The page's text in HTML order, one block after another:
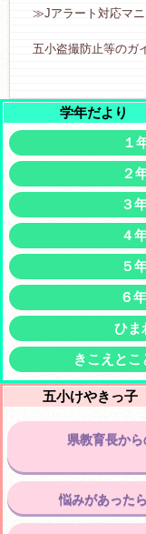
≫Jアラート対応マ
五小盗撮防止等のガ
学年だより
１
２
３
４
５
６
ひま
きこえと
五小けやきっ
県教育長か
悩みがあった